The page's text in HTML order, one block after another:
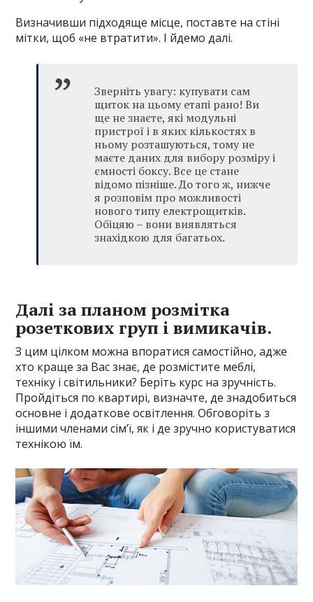
Визначивши підходяще місце, поставте на стіні
мітки, щоб «не втратити». І йдемо далі.
Зверніть увагу: купувати сам
щиток на цьому етапі рано! Ви
ще не знаєте, які модульні
пристрої і в яких кількостях в
ньому розташуються, тому не
маєте даних для вибору розміру і
ємності боксу. Все це стане
відомо пізніше. До того ж, нижче
я розповім про можливості
нового типу електрощитків.
Обіцяю – вони виявляться
знахідкою для багатьох.
Далі за планом розмітка
розеткових груп і вимикачів.
З цим цілком можна впоратися самостійно, адже
хто краще за Вас знає, де розмістите меблі,
техніку і світильники? Беріть курс на зручність.
Пройдіться по квартирі, визначте, де знадобиться
основне і додаткове освітлення. Обговоріть з
іншими членами сім’ї, як і де зручно користуватися
технікою їм.